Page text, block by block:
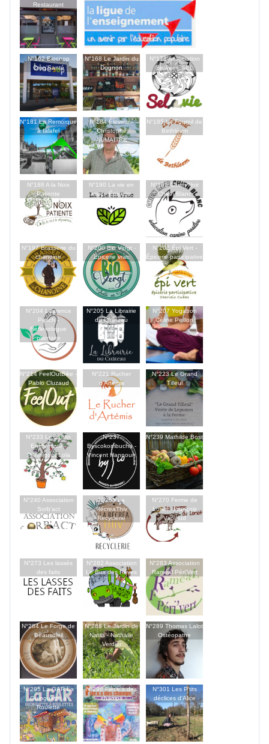
Restaurant
N°162 Biocoop
Croq’Santé
N°168 Le Jardin du
Dognon
N°171 Association
Selavie - SEL
N°181 La Remorque
à falafel
N°184 Éleveur -
Christophe
AUMAITRE
N°185 Le Fournil de
Bethléem
N°188 A la Noix
Patiente
N°190 La vie en
vrac - Épicerie
N°191 Chien Noir
Chien Blanc
N°197 Brasserie du
chanoine
N°200 Bio Vergt -
Épicerie vrac
N°202 Épi Vert -
Épicerie participative
N°204 Laurence
Pesch -
Réflexologue
plantaire
N°205 La Librairie
du Château
N°207 Yogabon
Céline Peillon
N°214 FeelOutBike -
Pablo Cluzaud
N°221 Rucher
d’Artémis
N°223 Le Grand
Tilleul
N°233 Le Jardin
Enchampté -
Pressigout Lola
N°237
Byscokombucha -
Vincent Hannoun
N°239 Mathilde Bost
N°240 Association
Sorb'act
N°253 La
RécreaThiv
Recyclerie
N°270 Ferme de
Loriot - François
Virolaud
N°273 Les lassés
des faits
N°282 Association
Le Bus des Rêves
N°283 Association
Raméal Péri'Vert
N°284 Le Forge de
Beausoleil
N°288 Le Jardin de
Natila - Nathalie
Verdier
N°289 Thomas Lalot
Ostéopathe
N°295 La GAR La
Guinguette à
Roulette
N°296 Fièr.e.s des
champs
N°301 Les P'tits
déclices d'Alice